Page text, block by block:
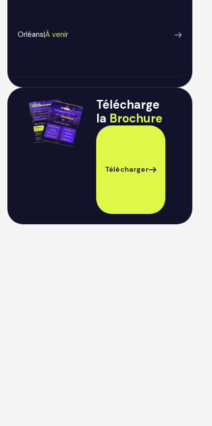
Orléans|À venir
Télécharge
la Brochure
Télécharger